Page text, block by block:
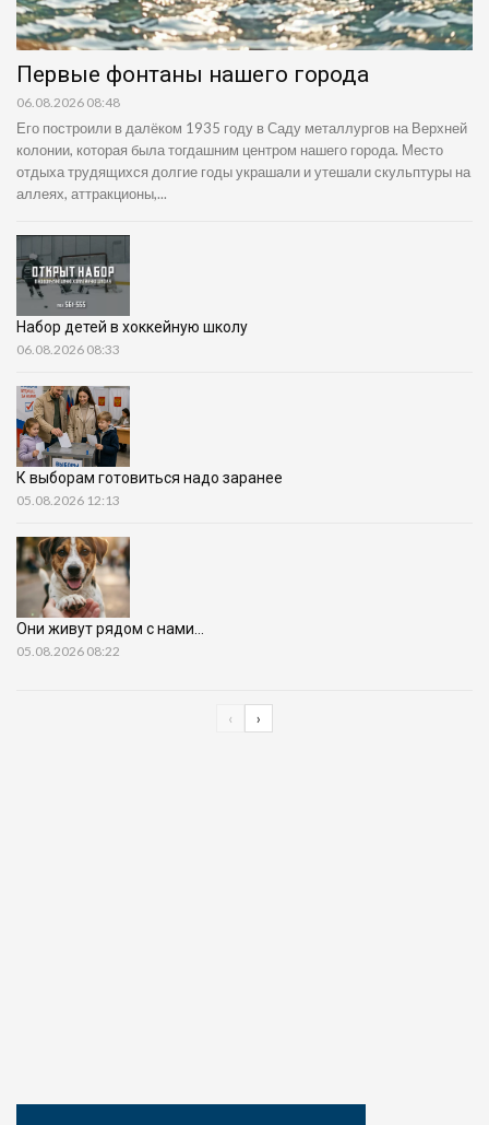
Первые фонтаны нашего города
06.08.2026 08:48
Его построили в далёком 1935 году в Саду металлургов на Верхней
колонии, которая была тогдашним центром нашего города. Место
отдыха трудящихся долгие годы украшали и утешали скульптуры на
аллеях, аттракционы,...
Набор детей в хоккейную школу
06.08.2026 08:33
К выборам готовиться надо заранее
05.08.2026 12:13
Они живут рядом с нами…
05.08.2026 08:22
‹ ›